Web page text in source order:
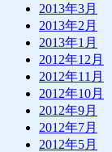
2013年3月
2013年2月
2013年1月
2012年12月
2012年11月
2012年10月
2012年9月
2012年7月
2012年5月